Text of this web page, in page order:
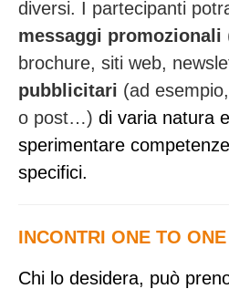
diversi. I partecipanti
messaggi promozionali
brochure, siti web,
pubblicitari (ad
o post…) di varia natura
sperimentare
specifici.
INCONTRI ONE TO ONE
Chi lo desidera, può